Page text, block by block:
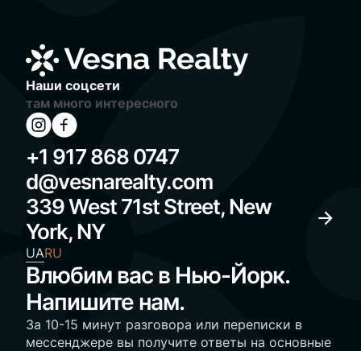
Наши соцсети
там много интересного
+1 917 868 0747
d@vesnarealty.com
339 West 71st Street, New
York, NY
UARU
Влюбим вас в Нью-Йорк.
Напишите нам.
За 10-15 минут разговора или переписки в
мессенджере вы получите ответы на основные